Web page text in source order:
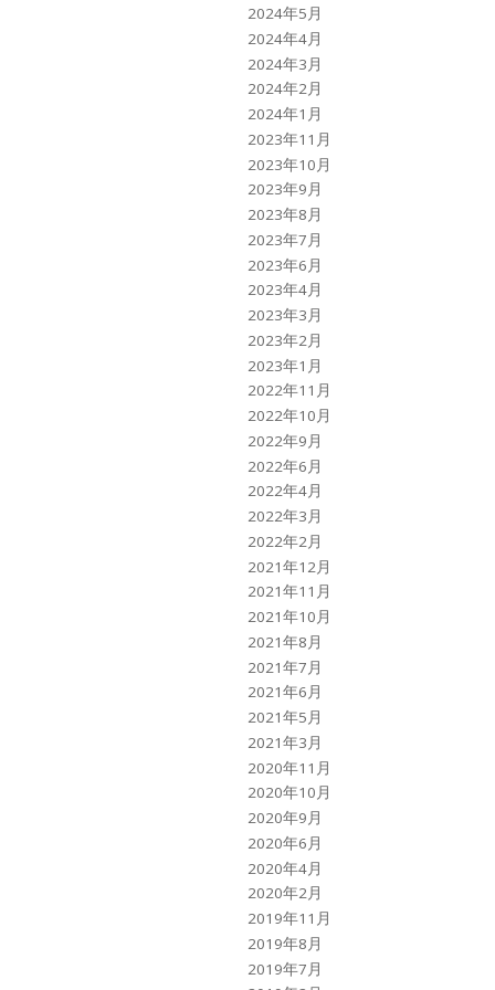
2024年5月
2024年4月
2024年3月
2024年2月
2024年1月
2023年11月
2023年10月
2023年9月
2023年8月
2023年7月
2023年6月
2023年4月
2023年3月
2023年2月
2023年1月
2022年11月
2022年10月
2022年9月
2022年6月
2022年4月
2022年3月
2022年2月
2021年12月
2021年11月
2021年10月
2021年8月
2021年7月
2021年6月
2021年5月
2021年3月
2020年11月
2020年10月
2020年9月
2020年6月
2020年4月
2020年2月
2019年11月
2019年8月
2019年7月